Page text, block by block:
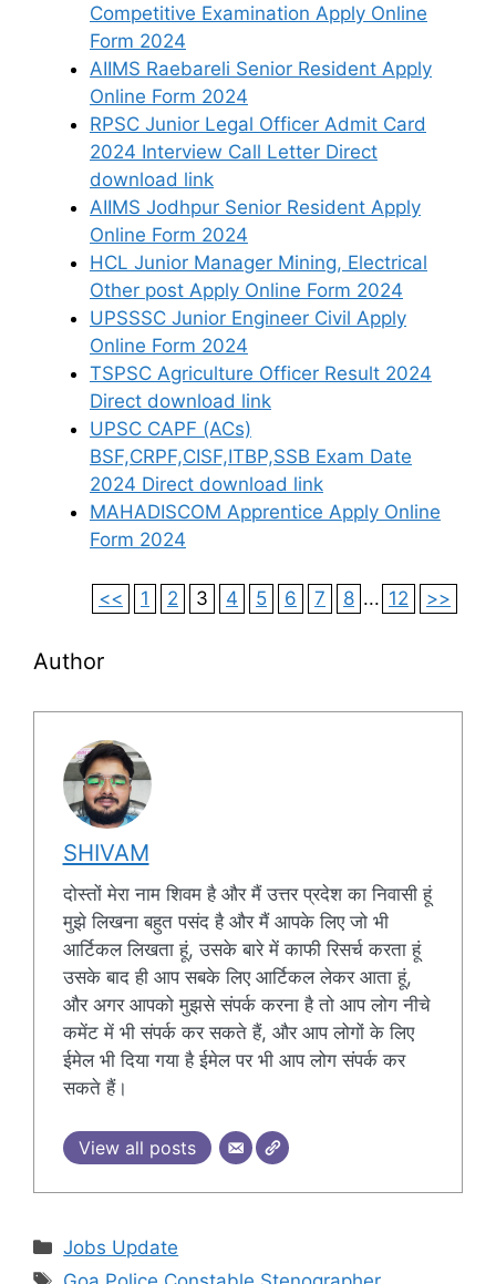
Competitive Examination Apply Online
Form 2024
AIIMS Raebareli Senior Resident Apply
Online Form 2024
RPSC Junior Legal Officer Admit Card
2024 Interview Call Letter Direct
download link
AIIMS Jodhpur Senior Resident Apply
Online Form 2024
HCL Junior Manager Mining, Electrical
Other post Apply Online Form 2024
UPSSSC Junior Engineer Civil Apply
Online Form 2024
TSPSC Agriculture Officer Result 2024
Direct download link
UPSC CAPF (ACs)
BSF,CRPF,CISF,ITBP,SSB Exam Date
2024 Direct download link
MAHADISCOM Apprentice Apply Online
Form 2024
<< 1 2 3 4 5 6 7 8 ... 12 >>
Author
SHIVAM
दोस्तों मेरा नाम शिवम है और मैं उत्तर प्रदेश का निवासी हूं
मुझे लिखना बहुत पसंद है और मैं आपके लिए जो भी
आर्टिकल लिखता हूं, उसके बारे में काफी रिसर्च करता हूं
उसके बाद ही आप सबके लिए आर्टिकल लेकर आता हूं,
और अगर आपको मुझसे संपर्क करना है तो आप लोग नीचे
कमेंट में भी संपर्क कर सकते हैं, और आप लोगों के लिए
ईमेल भी दिया गया है ईमेल पर भी आप लोग संपर्क कर
सकते हैं।
View all posts
Categories
Jobs Update
Tags